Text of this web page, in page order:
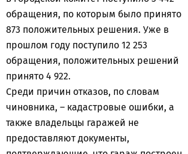
обращения, по которым было принято
873 положительных решения. Уже в
прошлом году поступило 12 253
обращения, положительных решений
принято 4 922.
Среди причин отказов, по словам
чиновника, – кадастровые ошибки, а
также владельцы гаражей не
предоставляют документы,